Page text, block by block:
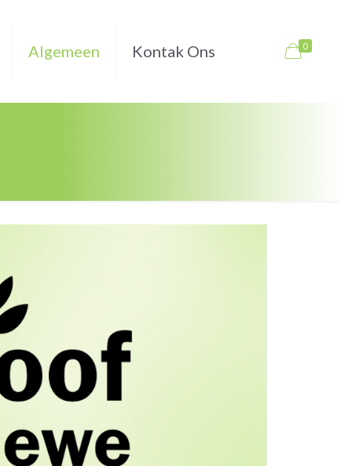
Algemeen Kontak Ons 0